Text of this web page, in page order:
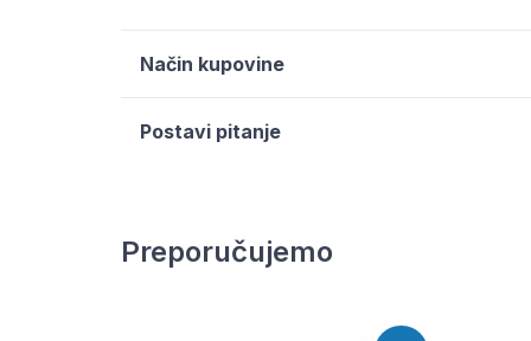
Način kupovine
Postavi pitanje
Preporučujemo